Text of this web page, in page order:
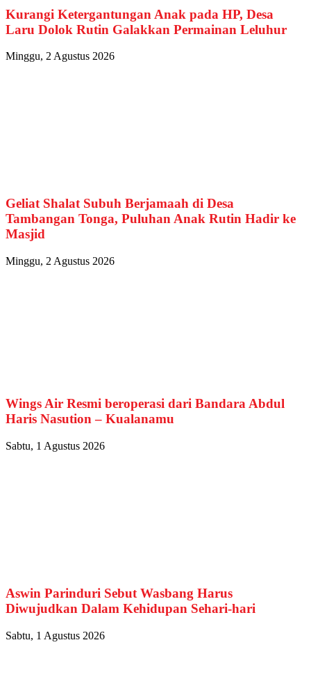
Kurangi Ketergantungan Anak pada HP, Desa
Laru Dolok Rutin Galakkan Permainan Leluhur
Minggu, 2 Agustus 2026
Geliat Shalat Subuh Berjamaah di Desa
Tambangan Tonga, Puluhan Anak Rutin Hadir ke
Masjid
Minggu, 2 Agustus 2026
Wings Air Resmi beroperasi dari Bandara Abdul
Haris Nasution – Kualanamu
Sabtu, 1 Agustus 2026
Aswin Parinduri Sebut Wasbang Harus
Diwujudkan Dalam Kehidupan Sehari-hari
Sabtu, 1 Agustus 2026